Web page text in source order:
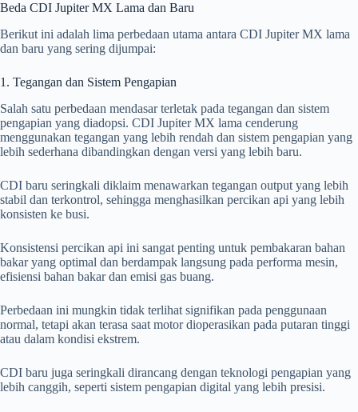
Beda CDI Jupiter MX Lama dan Baru
Berikut ini adalah lima perbedaan utama antara CDI Jupiter MX lama
dan baru yang sering dijumpai:
1. Tegangan dan Sistem Pengapian
Salah satu perbedaan mendasar terletak pada tegangan dan sistem
pengapian yang diadopsi. CDI Jupiter MX lama cenderung
menggunakan tegangan yang lebih rendah dan sistem pengapian yang
lebih sederhana dibandingkan dengan versi yang lebih baru.
CDI baru seringkali diklaim menawarkan tegangan output yang lebih
stabil dan terkontrol, sehingga menghasilkan percikan api yang lebih
konsisten ke busi.
Konsistensi percikan api ini sangat penting untuk pembakaran bahan
bakar yang optimal dan berdampak langsung pada performa mesin,
efisiensi bahan bakar dan emisi gas buang.
Perbedaan ini mungkin tidak terlihat signifikan pada penggunaan
normal, tetapi akan terasa saat motor dioperasikan pada putaran tinggi
atau dalam kondisi ekstrem.
CDI baru juga seringkali dirancang dengan teknologi pengapian yang
lebih canggih, seperti sistem pengapian digital yang lebih presisi.